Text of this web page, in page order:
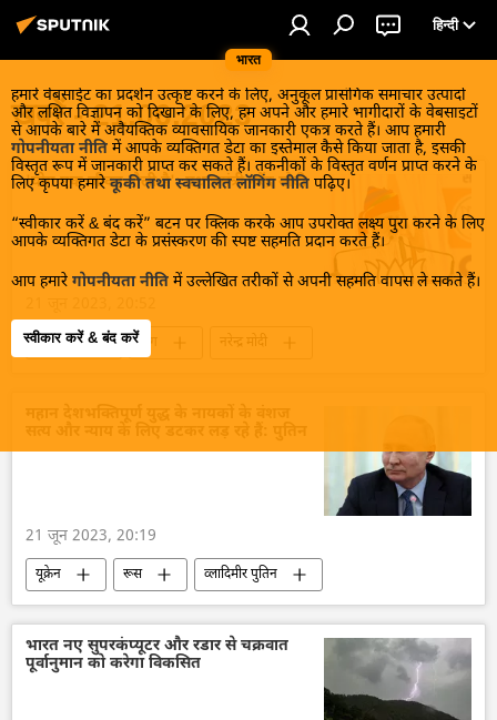
भारत
हिन्दी
हमारे वेबसाईट का प्रदर्शन उत्कृष्ट करने के लिए, अनुकूल प्रासंगिक समाचार उत्पादों
और लक्षित विज्ञापन को दिखाने के लिए, हम अपने और हमारे भागीदारों के वेबसाइटों
से आपके बारे में अवैयक्तिक व्यावसायिक जानकारी एकत्र करते हैं। आप हमारी
गोपनीयता नीति में आपके व्यक्तिगत डेटा का इस्तेमाल कैसे किया जाता है, इसकी
विस्तृत रूप में जानकारी प्राप्त कर सकते हैं। तकनीकों के विस्तृत वर्णन प्राप्त करने के
लिए कृपया हमारे कूकी तथा स्वचालित लॉगिंग नीति पढ़िए।
“स्वीकार करें & बंद करें” बटन पर क्लिक करके आप उपरोक्त लक्ष्य पुरा करने के लिए
आपके व्यक्तिगत डेटा के प्रसंस्करण की स्पष्ट सहमति प्रदान करते हैं।
आप हमारे गोपनीयता नीति में उल्लेखित तरीकों से अपनी सहमति वापस ले सकते हैं।
स्वीकार करें & बंद करें
खबरें - 21.06.2023
'योग एक जीवन-शैली है': प्रधानमंत्री नरेंद्र मोदी
ऑफबीट योग
नरेन्द्र मोदी
21 जून 2023, 20:19
यूक्रेन रूस
व्लादिमीर पुतिन
विशेष सैन्य अभियान
रूस की खबरें
डोनबास
हथियारों की आपूर्ति
परमाणु हथियार
भारत नए सुपरकंप्यूटर और रडार से चक्रवात
पूर्वानुमान को करेगा विकसित